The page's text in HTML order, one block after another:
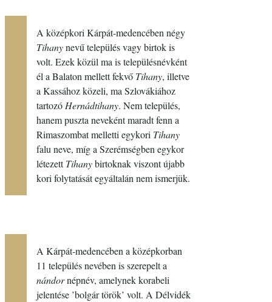
KUTATÓCSOPORT
KIADVÁNYOK
NÉVARCHÍVUM
SEGÉDLETEK
OKTATÁS
A középkori Kárpát-medencében négy
Tihanynevű település vagy birtok is
volt. Ezek közül ma is településnévként
él a Balaton mellett fekvő Tihany, illetve
a Kassához közeli, ma Szlovákiához
tartozó Hernádtihany. Nem település,
hanem puszta neveként maradt fenn a
Rimaszombat melletti egykori Tihany
falu neve, míg a Szerémségben egykor
létezettTihanybirtoknak viszont újabb
kori folytatását egyáltalán nem ismerjük.
A Kárpát-medencében a középkorban
11 település nevében is szerepelt a
nándornépnév, amelynek korabeli
jelentése ’bolgár török’ volt. A Délvidék